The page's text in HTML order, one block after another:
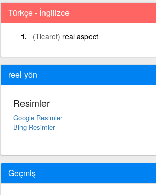
Türkçe - İngilizce
(Ticaret) real aspect
reel yön
Resimler
Google Resimler
Bing Resimler
Geçmiş